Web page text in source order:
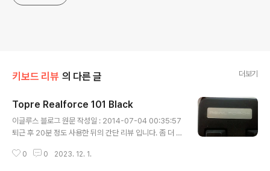
키보드 리뷰 의 다른 글 더보기
Topre Realforce 101 Black
이글루스 블로그 원문 작성일 : 2014-07-04 00:35:57
퇴근 후 20분 정도 사용한 뒤의 간단 리뷰 입니다. 좀 더 자
품 키보드들은 다 만져봤다고 생각했는데 이상하게 리얼포
0 0 2023. 12. 1.